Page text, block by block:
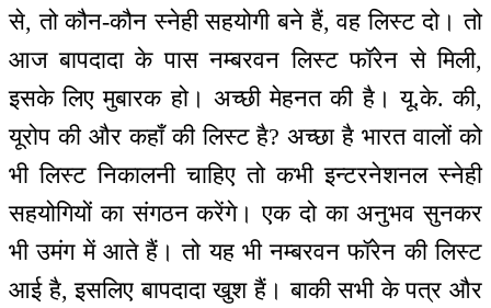
से, तो कौन-कौन स्नेही सहयोगी बने हैं, वह लिस्ट दो। तो
आज बापदादा के पास नम्बरवन लिस्ट फॉरेन से मिली,
इसके लिए मुबारक हो। अच्छी मेहनत की है। यू.के. की,
यूरोप की और कहाँ की लिस्ट है? अच्छा है भारत वालों को
भी लिस्ट निकालनी चाहिए तो कभी इन्टरनेशनल स्नेही
सहयोगियों का संगठन करेंगे। एक दो का अनुभव सुनकर
भी उमंग में आते हैं। तो यह भी नम्बरवन फॉरेन की लिस्ट
आई है, इसलिए बापदादा खुश हैं। बाकी सभी के पत्र और